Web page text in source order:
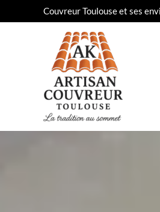
au
Couvreur Toulouse et ses